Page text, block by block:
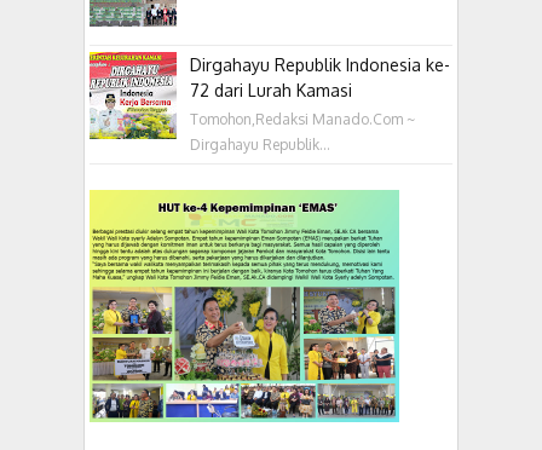
Dirgahayu Republik Indonesia ke-
72 dari Lurah Kamasi
Tomohon,Redaksi Manado.Com ~
Dirgahayu Republik...